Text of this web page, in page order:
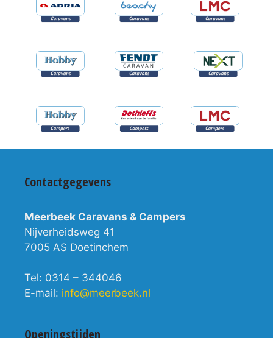
Contactgegevens
Meerbeek Caravans & Campers
Nijverheidsweg 41
7005 AS Doetinchem
Tel: 0314 – 344046
E-mail: info@meerbeek.nl
Openingstijden